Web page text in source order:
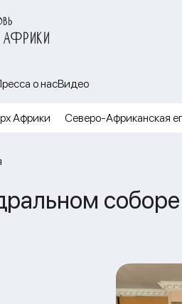
о насВидео
Африки Северо-Африканская